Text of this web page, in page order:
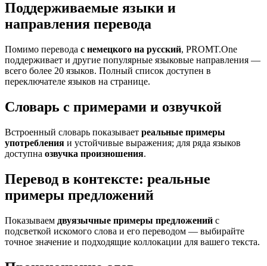
Поддерживаемые языки и
направления перевода
Помимо перевода с немецкого на русский, PROMT.One
поддерживает и другие популярные языковые направления —
всего более 20 языков. Полный список доступен в
переключателе языков на странице.
Словарь с примерами и озвучкой
Встроенный словарь показывает реальные примеры
употребления и устойчивые выражения; для ряда языков
доступна озвучка произношения.
Перевод в контексте: реальные
примеры предложений
Показываем двуязычные примеры предложений с
подсветкой искомого слова и его переводом — выбирайте
точное значение и подходящие коллокации для вашего текста.